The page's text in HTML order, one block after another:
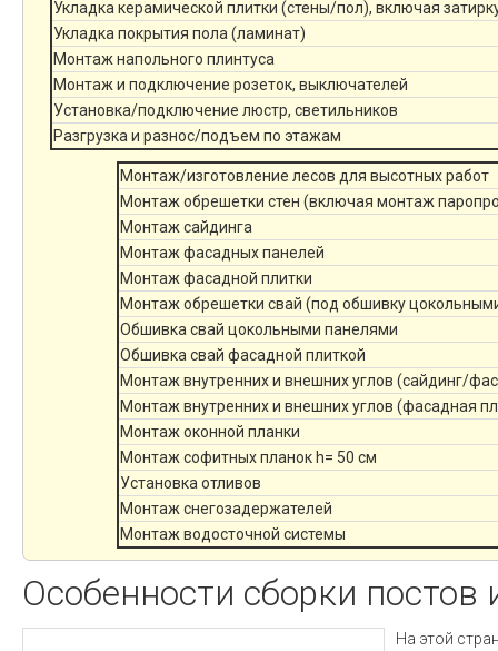
Укладка керамической плитки (стены/пол), включая
Укладка покрытия пола (ламинат)
Монтаж напольного плинтуса
Монтаж и подключение розеток, выключателей
Установка/подключение люстр, светильников
Разгрузка и разнос/подъем по этажам
Монтаж/изготовление лесов для высотных работ
Монтаж обрешетки стен (включая монтаж
Монтаж сайдинга
Монтаж фасадных панелей
Монтаж фасадной плитки
Монтаж обрешетки свай (под обшивку
Обшивка свай цокольными панелями
Обшивка свай фасадной плиткой
Монтаж внутренних и внешних углов (сайдинг/
Монтаж внутренних и внешних углов (фасадная
Монтаж оконной планки
Монтаж софитных планок h= 50 см
Установка отливов
Монтаж снегозадержателей
Монтаж водосточной системы
Особенности сборки
На этой